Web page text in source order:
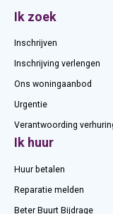
Ik zoek
Inschrijven
Inschrijving verlengen
Ons woningaanbod
Urgentie
Verantwoording
Ik huur
Huur betalen
Reparatie melden
Beter Buurt Bijdrage